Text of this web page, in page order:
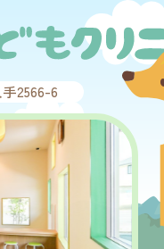
2566-6